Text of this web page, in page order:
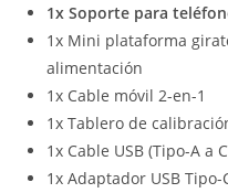
1x Soporte para
1x Mini plataforma
alimentación
1x Cable móvil 2-en-1
1x Tablero de
1x Cable USB (Tipo-A a
1x Adaptador USB Tipo-